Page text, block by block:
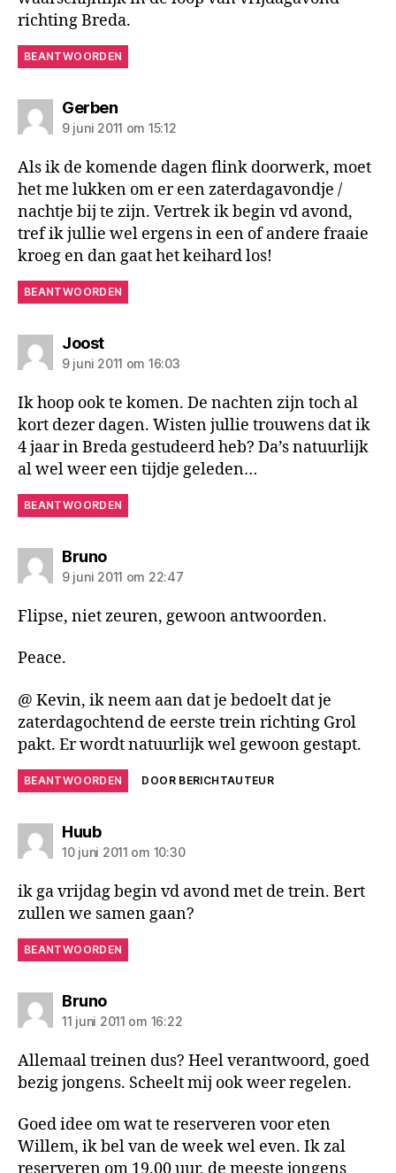
richting Breda.
BEANTWOORDEN
Gerbenzegt:
9 juni 2011 om 15:12
Als ik de komende dagen flink doorwerk, moet
het me lukken om er een zaterdagavondje /
nachtje bij te zijn. Vertrek ik begin vd avond,
tref ik jullie wel ergens in een of andere fraaie
kroeg en dan gaat het keihard los!
BEANTWOORDEN
Joostzegt:
9 juni 2011 om 16:03
Ik hoop ook te komen. De nachten zijn toch al
kort dezer dagen. Wisten jullie trouwens dat ik
4 jaar in Breda gestudeerd heb? Da’s natuurlijk
al wel weer een tijdje geleden…
BEANTWOORDEN
Brunozegt:
9 juni 2011 om 22:47
Flipse, niet zeuren, gewoon antwoorden.
Peace.
@ Kevin, ik neem aan dat je bedoelt dat je
zaterdagochtend de eerste trein richting Grol
pakt. Er wordt natuurlijk wel gewoon gestapt.
BEANTWOORDEN DOOR BERICHTAUTEUR
Huubzegt:
10 juni 2011 om 10:30
ik ga vrijdag begin vd avond met de trein. Bert
zullen we samen gaan?
BEANTWOORDEN
Brunozegt:
11 juni 2011 om 16:22
Allemaal treinen dus? Heel verantwoord, goed
bezig jongens. Scheelt mij ook weer regelen.
Goed idee om wat te reserveren voor eten
Willem, ik bel van de week wel even. Ik zal